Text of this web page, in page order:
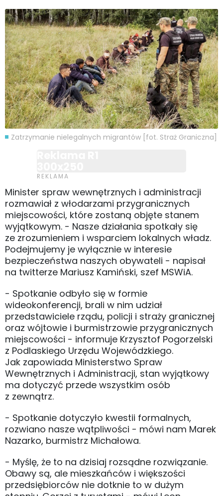
Zatrzymanie nielegalnych migrantów [fot. Straż Graniczna]
Minister spraw wewnętrznych i administracji
rozmawiał z włodarzami przygranicznych
miejscowości, które zostaną objęte stanem
wyjątkowym. - Nasze działania spotkały się
ze zrozumieniem i wsparciem lokalnych władz.
Podejmujemy je wyłącznie w interesie
bezpieczeństwa naszych obywateli - napisał
na twitterze Mariusz Kamiński, szef MSWiA.
- Spotkanie odbyło się w formie
wideokonferencji, brali w nim udział
przedstawiciele rządu, policji i straży granicznej
oraz wójtowie i burmistrzowie przygranicznych
miejscowości - informuje Krzysztof Pogorzelski
z Podlaskiego Urzędu Wojewódzkiego.
Jak zapowiada Ministerstwo Spraw
Wewnętrznych i Administracji, stan wyjątkowy
ma dotyczyć przede wszystkim osób
z zewnątrz.
- Spotkanie dotyczyło kwestii formalnych,
rozwiano nasze wątpliwości - mówi nam Marek
Nazarko, burmistrz Michałowa.
- Myślę, że to na dzisiaj rozsądne rozwiązanie.
Obawy są, ale mieszkańców i większości
przedsiębiorców nie dotknie to w dużym